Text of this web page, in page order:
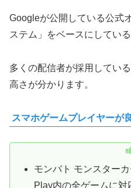
Googleが公開している公式
ステム」をベースにしてい
多くの配信者が採用してい
高さが分かります。
スマホゲームプレイヤーが
モンバト モンスター
Play内の全ゲームに対